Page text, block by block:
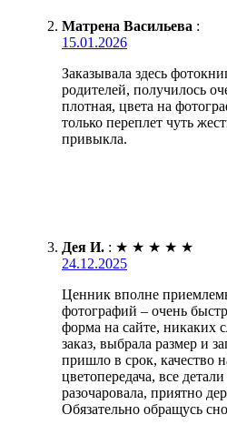
Матрена Васильева :
15.01.2026
Заказывала здесь
родителей, получилось
плотная, цвета на
только переплет чуть
привыкла.
Дея И. : ★ ★ ★ ★ ★
24.12.2025
Ценник вполне
фотографий – очень
форма на сайте, никаких
заказ, выбрала размер и
пришло в срок, качество
цветопередача, все
разочаровала, приятно
Обязательно обращусь